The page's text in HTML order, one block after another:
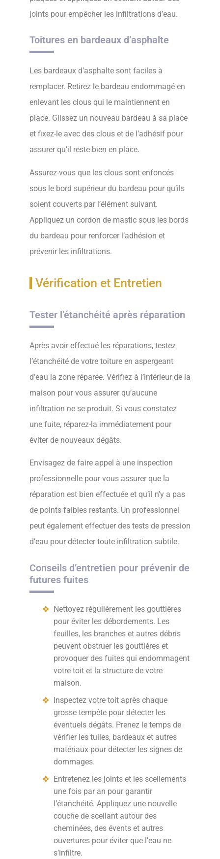
joints pour empêcher les infiltrations d’eau.
Toitures en bardeaux d’asphalte
Les bardeaux d’asphalte sont faciles à
remplacer. Retirez le bardeau endommagé en
enlevant les clous qui le maintiennent en
place. Glissez un nouveau bardeau à sa place
et fixez-le avec des clous et de l’adhésif pour
assurer qu’il reste bien en place.
Assurez-vous que les clous sont enfoncés
sous le bord supérieur du bardeau pour qu’ils
soient couverts par l’élément suivant.
Appliquez un cordon de mastic sous les bords
du bardeau pour renforcer l’adhésion et
prévenir les infiltrations.
Vérification et Entretien
Tester l’étanchéité après réparation
Après avoir effectué les réparations, testez
l’étanchéité de votre toiture en aspergeant
d’eau la zone réparée. Vérifiez à l’intérieur de la
maison pour vous assurer qu’aucune
infiltration ne se produit. Si vous constatez
une fuite, réparez-la immédiatement pour
éviter de nouveaux dégâts.
Envisagez de faire appel à une inspection
professionnelle pour vous assurer que la
réparation est bien effectuée et qu’il n’y a pas
de points faibles restants. Un professionnel
peut également effectuer des tests de pression
d’eau pour détecter toute infiltration subtile.
Conseils d’entretien pour prévenir de
futures fuites
Nettoyez régulièrement les gouttières
pour éviter les débordements. Les
feuilles, les branches et autres débris
peuvent obstruer les gouttières et
provoquer des fuites qui endommagent
votre toit et la structure de votre
maison.
Inspectez votre toit après chaque
grosse tempête pour détecter les
éventuels dégâts. Prenez le temps de
vérifier les tuiles, bardeaux et autres
matériaux pour détecter les signes de
dommages.
Entretenez les joints et les scellements
une fois par an pour garantir
l’étanchéité. Appliquez une nouvelle
couche de scellant autour des
cheminées, des évents et autres
ouvertures pour éviter que l’eau ne
s’infiltre.